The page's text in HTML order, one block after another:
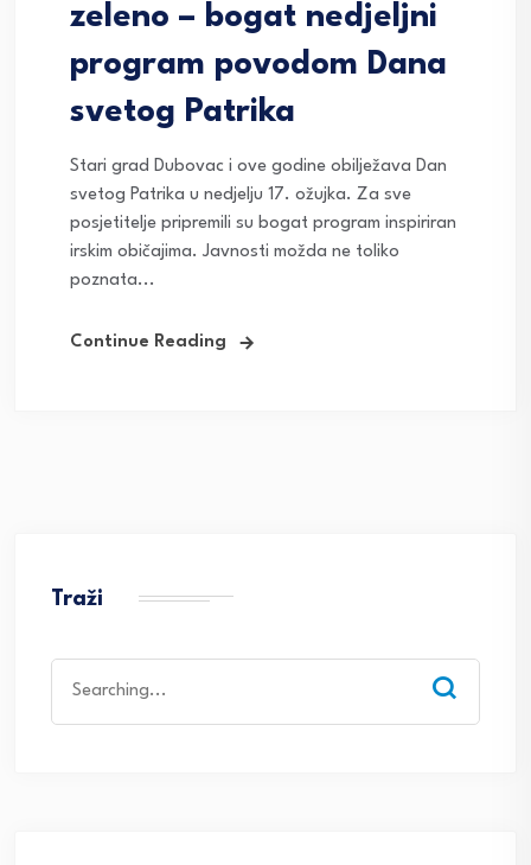
zeleno – bogat nedjeljni
program povodom Dana
svetog Patrika
Stari grad Dubovac i ove godine obilježava Dan
svetog Patrika u nedjelju 17. ožujka. Za sve
posjetitelje pripremili su bogat program inspiriran
irskim običajima. Javnosti možda ne toliko
poznata...
Continue Reading
Traži
for: